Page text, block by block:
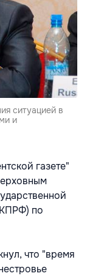
ситуацией в
и
газете"
по
что "время